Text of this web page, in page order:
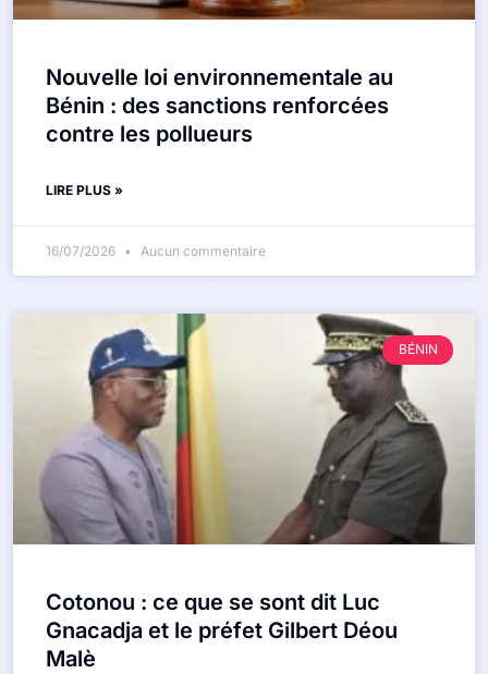
Nouvelle loi environnementale au
Bénin : des sanctions renforcées
contre les pollueurs
LIRE PLUS »
16/07/2026 Aucun commentaire
BÉNIN
Cotonou : ce que se sont dit Luc
Gnacadja et le préfet Gilbert Déou
Malè